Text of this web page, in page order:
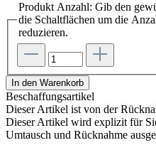
Produkt Anzahl: Gib den
die Schaltflächen um die
reduzieren.
In den Warenkorb
Beschaffungsartikel
Dieser Artikel ist von der
Dieser Artikel wird explizit für
Umtausch und Rücknahme